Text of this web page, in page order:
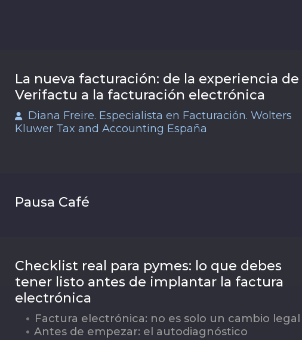
La nueva facturación: de la experiencia de
Verifactu a la facturación electrónica
Diana Freire. Especialista en Facturación. Wolters
Kluwer Tax and Accounting España
Pausa Café
Checklist real para pymes: lo que debes
tener listo antes de implantar la factura
electrónica
Factura electrónica: no es solo un cambio legal
Antes de empezar: el autodiagnóstico